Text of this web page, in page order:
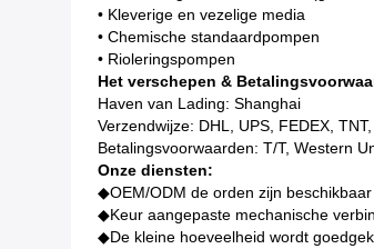
• Kleverige en vezelige media
• Chemische standaardpompen
• Rioleringspompen
Het verschepen &
Haven van Lading: Shanghai
Verzendwijze: DHL, UPS, FEDEX, TNT,
Betalingsvoorwaarden: T/T, Western
Onze diensten:
◆OEM/ODM de orden zijn
◆Keur aangepaste mechanische
◆De kleine hoeveelheid wordt